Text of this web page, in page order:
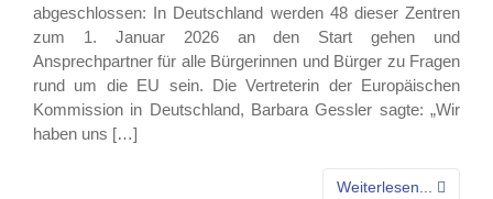
abgeschlossen: In Deutschland werden 48 dieser Zentren
zum 1. Januar 2026 an den Start gehen und
Ansprechpartner für alle Bürgerinnen und Bürger zu Fragen
rund um die EU sein. Die Vertreterin der Europäischen
Kommission in Deutschland, Barbara Gessler sagte: „Wir
haben uns […]
Weiterlesen...